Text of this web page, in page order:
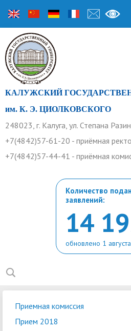
КАЛУЖСКИЙ
им. К. Э. ЦИОЛКОВСКОГО
248023, г. Калуга, ул. Степана
+7(4842)57-61-20 - приёмная
+7(4842)57-44-41 - приёмная
Количество
заявлений:
14
обновлено 1 августа
Приемная комиссия
Прием 2018